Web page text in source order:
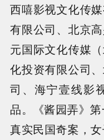
西嘻影视文化传
有限公司、北京
元国际文化传媒
化投资有限公司
司、海宁壹线影
品。《酱园弄》
真实民国奇案，